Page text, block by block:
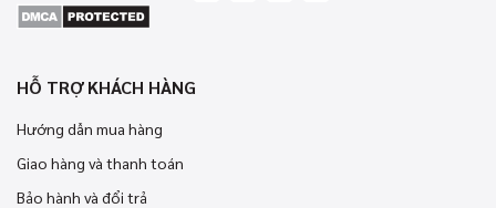
HỖ TRỢ KHÁCH HÀNG
Hướng dẫn mua hàng
Giao hàng và thanh toán
Bảo hành và đổi trả